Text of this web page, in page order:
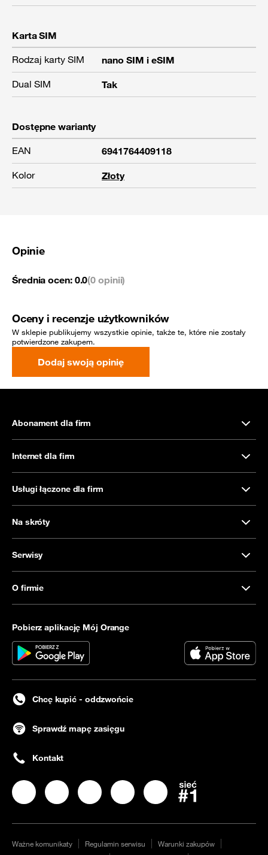
Karta SIM
Rodzaj karty SIM
nano SIM i eSIM
Dual SIM
Tak
Dostępne warianty
EAN
6941764409118
Kolor
Złoty
Opinie
Średnia ocen: 0.0(0 opinii)
Oceny i recenzje użytkowników
W sklepie publikujemy wszystkie opinie, także te, które nie zostały
potwierdzone zakupem.
Dodaj swoją opinię
Abonament dla firm
Internet dla firm
Usługi łączone dla firm
Na skróty
Serwisy
O firmie
Pobierz aplikację Mój Orange
Chcę kupić - oddzwońcie
Sprawdź mapę zasięgu
Kontakt
Nasz profil na Facebook
Nasz profil na Instagram
Nasz profil na LinkedIN
Nasz profil na YouTube
Nasz profil na
Ważne komunikaty Regulamin serwisu
Warunki zakupów